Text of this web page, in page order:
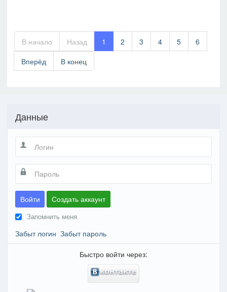
В начало Назад 1 2 3 4 5
6
Вперёд
В конец
Данные
Войти Создать аккаунт
Запомнить меня
Забыт логин Забыт пароль
Быстро войти через: